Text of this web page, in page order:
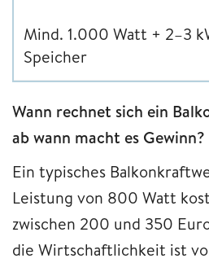
Mind. 1.000 Watt + 2–3
Speicher
Wann rechnet sich ein
ab wann macht es Gewinn?
Ein typisches
Leistung von 800 Watt
zwischen 200 und 350
die Wirtschaftlichkeit ist